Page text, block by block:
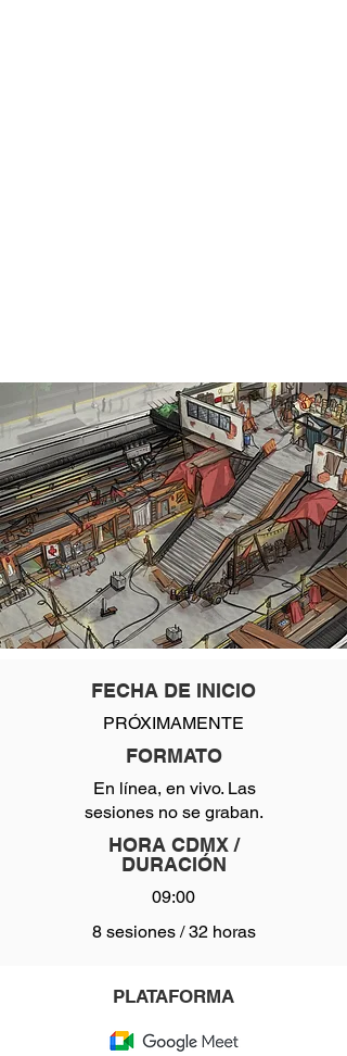
FECHA DE INICIO
PRÓXIMAMENTE
FORMATO
En línea, en vivo. Las
sesiones no se graban.
HORA CDMX /
DURACIÓN
09:00
8 sesiones / 32 horas
PLATAFORMA